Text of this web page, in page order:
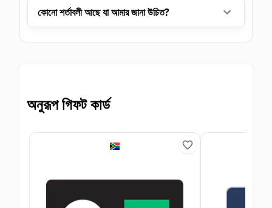
কোনো শর্তাবলী আছে যা আমার জানা উচিত?
অনুরূপ গিফট কার্ড